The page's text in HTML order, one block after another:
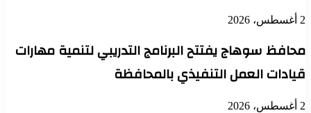
2 أغسطس، 2026
محافظ سوهاج يفتتح البرنامج التدريبي لتنمية مهارات
قيادات العمل التنفيذي بالمحافظة
2 أغسطس، 2026